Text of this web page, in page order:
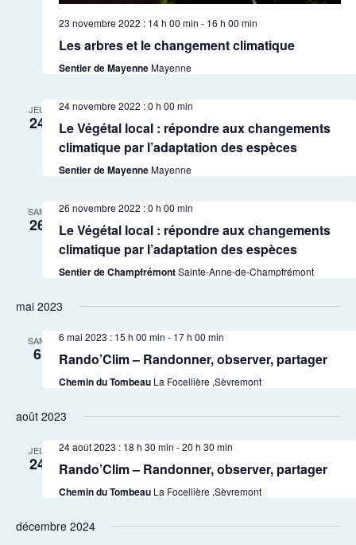
23 novembre 2022 : 14 h 00 min - 16 h 00 min
Les arbres et le changement climatique
Sentier de MayenneMayenne
JEU
24
24 novembre 2022 : 0 h 00 min
Le Végétal local : répondre aux changements
climatique par l’adaptation des espèces
Sentier de MayenneMayenne
SAM
26
26 novembre 2022 : 0 h 00 min
Le Végétal local : répondre aux changements
climatique par l’adaptation des espèces
Sentier de ChampfrémontSainte-Anne-de-Champfrémont
mai 2023
SAM
6
6 mai 2023 : 15 h 00 min - 17 h 00 min
Rando’Clim – Randonner, observer, partager
Chemin du Tombeau La Focellière ,Sèvremont
août 2023
JEU
24
24 août 2023 : 18 h 30 min -20 h 30 min
Rando’Clim – Randonner, observer, partager
Chemin du Tombeau La Focellière ,Sèvremont
décembre 2024